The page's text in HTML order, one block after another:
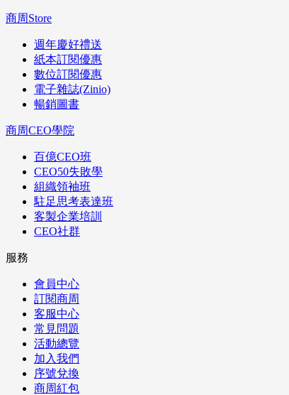
商周Store
週年慶好禮送
紙本訂閱優惠
數位訂閱優惠
電子雜誌(Zinio)
暢銷圖書
商周CEO學院
百億CEO班
CEO50失敗學
組織領袖班
駐足思考表達班
客製企業培訓
CEO社群
服務
會員中心
訂閱商周
客服中心
常見問題
活動總覽
加入我們
序號兌換
商周紅包